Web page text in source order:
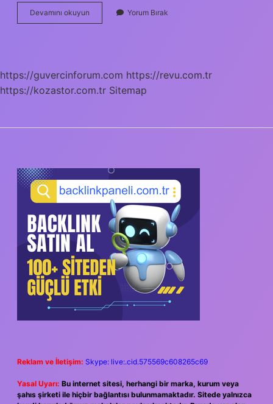
Devamını okuyun
Kaç
Yorum Bırak
https://guvercinforum.com https://revu.com.tr
https://kozastor.com.tr Sitemap
SIDEBAR
Reklam ve İletişim: Skype: live:.cid.575569c608265c69
Yasal Uyarı: Bu internet sitesi, herhangi bir marka, kurum veya
şahıs şirketi ile hiçbir bağlantısı bulunmamaktadır. Sitede yalnızca